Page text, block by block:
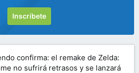
Inscríbete
confirma: el remake de Zelda:
no sufrirá retrasos y se lanzará